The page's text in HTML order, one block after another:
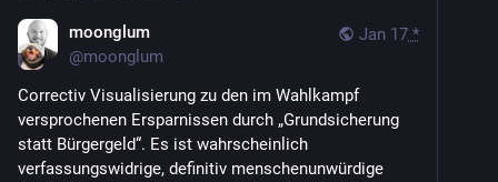
Jan 17 *
moonglum
@moonglum
Correctiv Visualisierung zu den im Wahlkampf
versprochenen Ersparnissen durch „Grundsicherung
statt Bürgergeld“. Es ist wahrscheinlich
verfassungswidrige, definitiv menschenunwürdige